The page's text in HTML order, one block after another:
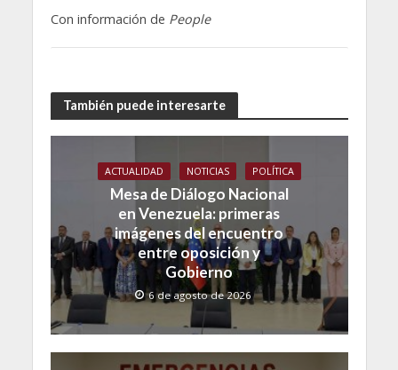
Con información de People
También puede interesarte
ACTUALIDAD NOTICIAS POLÍTICA
Mesa de Diálogo Nacional
en Venezuela: primeras
imágenes del encuentro
entre oposición y
Gobierno
6 de agosto de 2026